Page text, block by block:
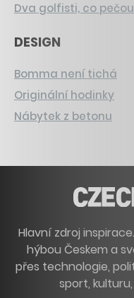
Dva golfisti, co pečou
DESIGN
Bomma není tichá
Originální hodinky
Nábytek z betonu
Hlavní zdroj
hýbou Českem a
přes technologie,
sport,